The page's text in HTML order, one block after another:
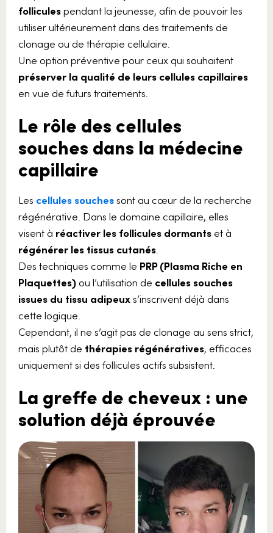
folliculespendant la jeunesse, afin de pouvoir les
utiliser ultérieurement dans des traitements de
clonage ou de thérapie cellulaire.
Une option préventive pour ceux qui souhaitent
préserver la qualité de leurs cellules capillaires
en vue de futurs traitements.
Le rôle des cellules
souches dans la médecine
capillaire
Les cellules souchessont au cœur de la recherche
régénérative. Dans le domaine capillaire, elles
visent à réactiver les follicules dormants et à
régénérer les tissus cutanés.
Des techniques comme le PRP (Plasma Riche en
Plaquettes)ou l’utilisation de cellules souches
issues du tissu adipeuxs’inscrivent déjà dans
cette logique.
Cependant, il ne s’agit pas de clonage au sens strict,
mais plutôt de thérapies régénératives, efficaces
uniquement si des follicules actifs subsistent.
La greffe de cheveux : une
solution déjà éprouvée